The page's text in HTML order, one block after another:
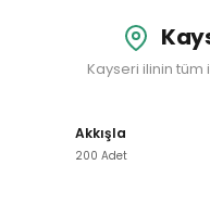
Kayseri ilinin
Akkışla
200 Adet